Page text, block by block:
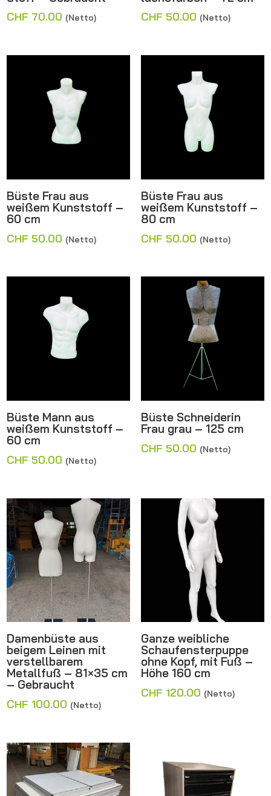
CHF 70.00 (Netto) CHF 50.00 (Netto)
Büste Frau aus
weißem Kunststoff –
60 cm
CHF 50.00 (Netto)
Büste Frau aus
weißem Kunststoff –
80 cm
CHF 50.00 (Netto)
Büste Mann aus
weißem Kunststoff –
60 cm
CHF 50.00 (Netto)
Büste Schneiderin
Frau grau – 125 cm
CHF 50.00 (Netto)
Damenbüste aus
beigem Leinen mit
verstellbarem
Metallfuß – 81×35 cm
– Gebraucht
CHF 100.00 (Netto)
Ganze weibliche
Schaufensterpuppe
ohne Kopf, mit Fuß –
Höhe 160 cm
CHF 120.00 (Netto)